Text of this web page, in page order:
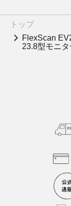
トップ
FlexScan
23.8型モニタ